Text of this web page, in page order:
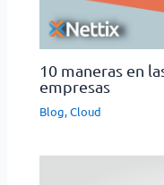
10 maneras en
empresas
Blog,Cloud